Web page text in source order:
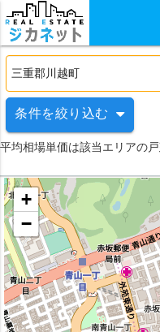
条件を絞り込む
平均相場単価は該当エリアの
+
−